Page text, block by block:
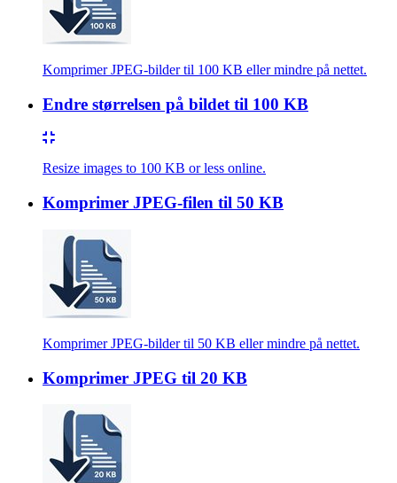
Komprimer JPEG-bilder til 100 KB eller mindre på nettet.
Endre størrelsen på bildet til 100 KB
Resize images to 100 KB or less online.
Komprimer JPEG-filen til 50 KB
Komprimer JPEG-bilder til 50 KB eller mindre på nettet.
Komprimer JPEG til 20 KB